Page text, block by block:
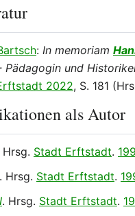
: In memoriam
Pädagogin und
2022, S. 181
als Autor
Hrsg. Stadt Erftstadt.
. Hrsg. Stadt Erftstadt.
. Hrsg. Stadt Erftstadt.